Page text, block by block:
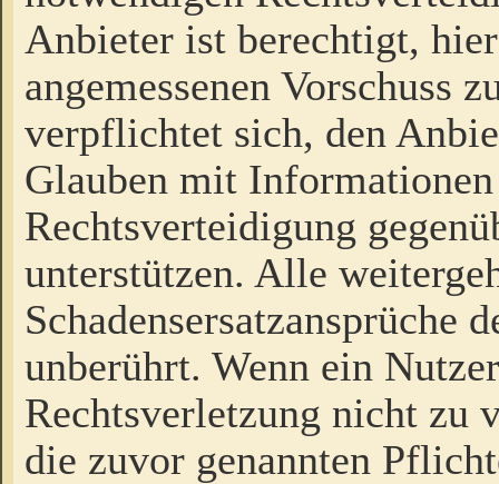
Anbieter ist berechtigt,
angemessenen Vorschuss
verpflichtet sich, den
Glauben mit
Rechtsverteidigung
unterstützen. Alle
Schadensersatzansprüche
unberührt. Wenn ein
Rechtsverletzung nicht zu
die zuvor genannten